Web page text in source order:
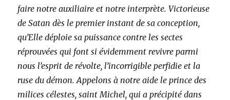
faire notre auxiliaire et notre interprète. Victorieuse
de Satan dès le premier instant de sa conception,
qu’Elle déploie sa puissance contre les sectes
réprouvées qui font si évidemment revivre parmi
nous l’esprit de révolte, l’incorrigible perfidie et la
ruse du démon. Appelons à notre aide le prince des
milices célestes, saint Michel, qui a précipité dans